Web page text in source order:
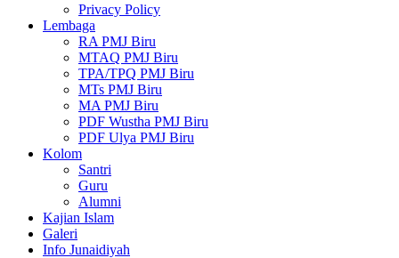
Privacy Policy
Lembaga
RA PMJ Biru
MTAQ PMJ Biru
TPA/TPQ PMJ Biru
MTs PMJ Biru
MA PMJ Biru
PDF Wustha PMJ Biru
PDF Ulya PMJ Biru
Kolom
Santri
Guru
Alumni
Kajian Islam
Galeri
Info Junaidiyah